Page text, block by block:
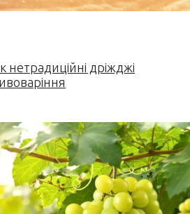
нетрадиційні дріжджі